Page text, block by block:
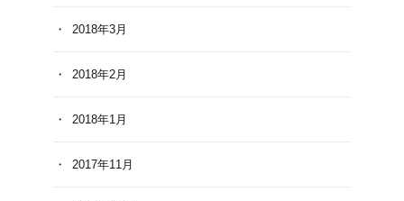
2018年3月
2018年2月
2018年1月
2017年11月